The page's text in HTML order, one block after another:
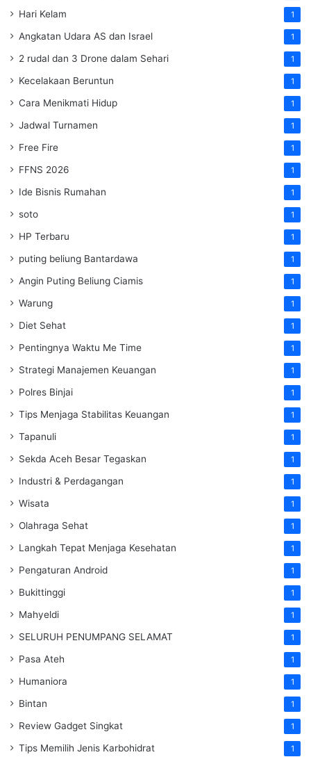
Hari Kelam 1
Angkatan Udara AS dan Israel 1
2 rudal dan 3 Drone dalam Sehari 1
Kecelakaan Beruntun 1
Cara Menikmati Hidup 1
Jadwal Turnamen 1
Free Fire 1
FFNS 2026 1
Ide Bisnis Rumahan 1
soto 1
HP Terbaru 1
puting beliung Bantardawa 1
Angin Puting Beliung Ciamis 1
Warung 1
Diet Sehat 1
Pentingnya Waktu Me Time 1
Strategi Manajemen Keuangan 1
Polres Binjai 1
Tips Menjaga Stabilitas Keuangan 1
Tapanuli 1
Sekda Aceh Besar Tegaskan 1
Industri & Perdagangan 1
Wisata 1
Olahraga Sehat 1
Langkah Tepat Menjaga Kesehatan 1
Pengaturan Android 1
Bukittinggi 1
Mahyeldi 1
SELURUH PENUMPANG SELAMAT 1
Pasa Ateh 1
Humaniora 1
Bintan 1
Review Gadget Singkat 1
Tips Memilih Jenis Karbohidrat 1